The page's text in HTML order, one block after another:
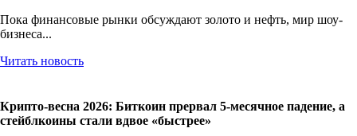
Пока финансовые рынки обсуждают золото и нефть, мир шоу-
бизнеса...
Читать новость
Крипто-весна 2026: Биткоин прервал 5-месячное падение, а
стейблкоины стали вдвое «быстрее»